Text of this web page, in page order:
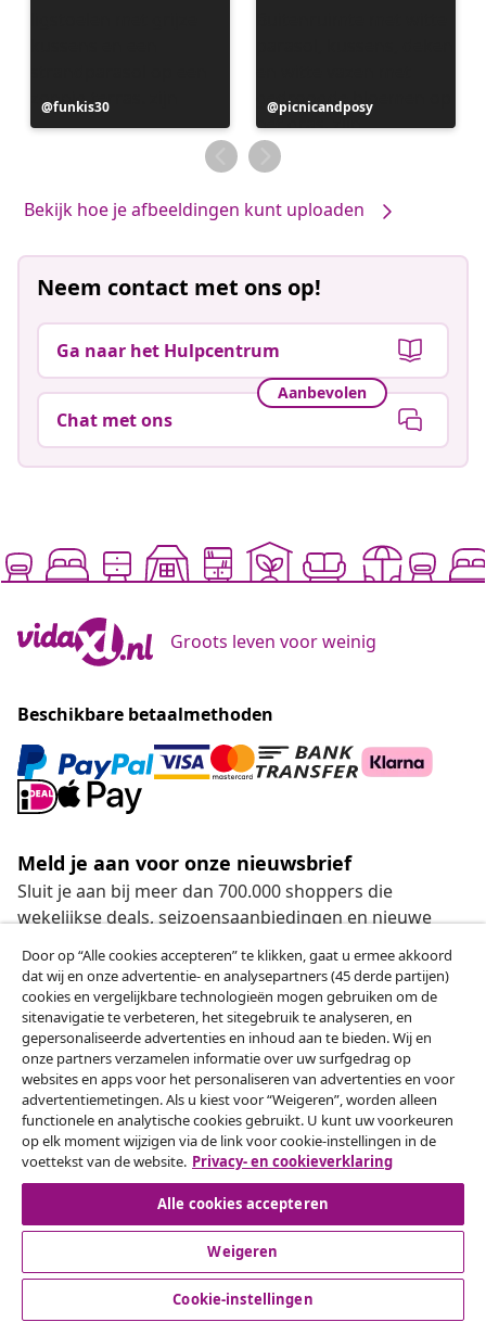
Bericht
gepubliceerd
funkis30
Bericht
gepubliceerd
door
picnicandposy
Bekijk hoe je afbeeldingen kunt uploaden
Neem contact met ons op!
Ga naar het Hulpcentrum
Aanbevolen
Chat met ons
Groots leven voor weinig
Beschikbare betaalmethoden
Meld je aan voor onze nieuwsbrief
Sluit je aan bij meer dan 700.000 shoppers die
wekelijkse deals, seizoensaanbiedingen en nieuwe
Onze sociale media
Herroeping van de overeenkomst
Een annulering voor je bestelling indienen
Herroeping van de overeenkomst
Klantenservice
Door op “Alle cookies accepteren” te klikken, gaat u ermee akkoord
dat wij en onze advertentie- en analysepartners (45 derde partijen)
cookies en vergelijkbare technologieën mogen gebruiken om de
sitenavigatie te verbeteren, het sitegebruik te analyseren, en
gepersonaliseerde advertenties en inhoud aan te bieden. Wij en
onze partners verzamelen informatie over uw surfgedrag op
websites en apps voor het personaliseren van advertenties en voor
advertentiemetingen. Als u kiest voor “Weigeren”, worden alleen
functionele en analytische cookies gebruikt. U kunt uw voorkeuren
op elk moment wijzigen via de link voor cookie-instellingen in de
voettekst van de website. Privacy- en cookieverklaring
Alle cookies accepteren
Weigeren
Cookie-instellingen